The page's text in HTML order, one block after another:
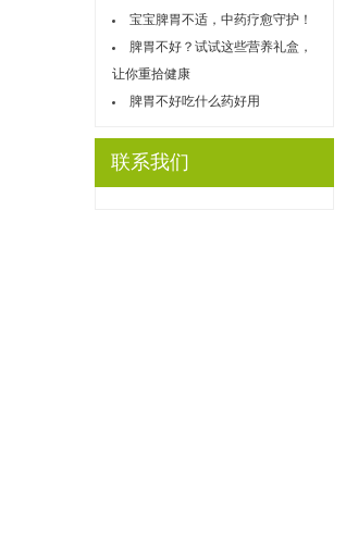
宝宝脾胃不适，中药疗愈守护！
脾胃不好？试试这些营养礼盒，
让你重拾健康
脾胃不好吃什么药好用
联系我们